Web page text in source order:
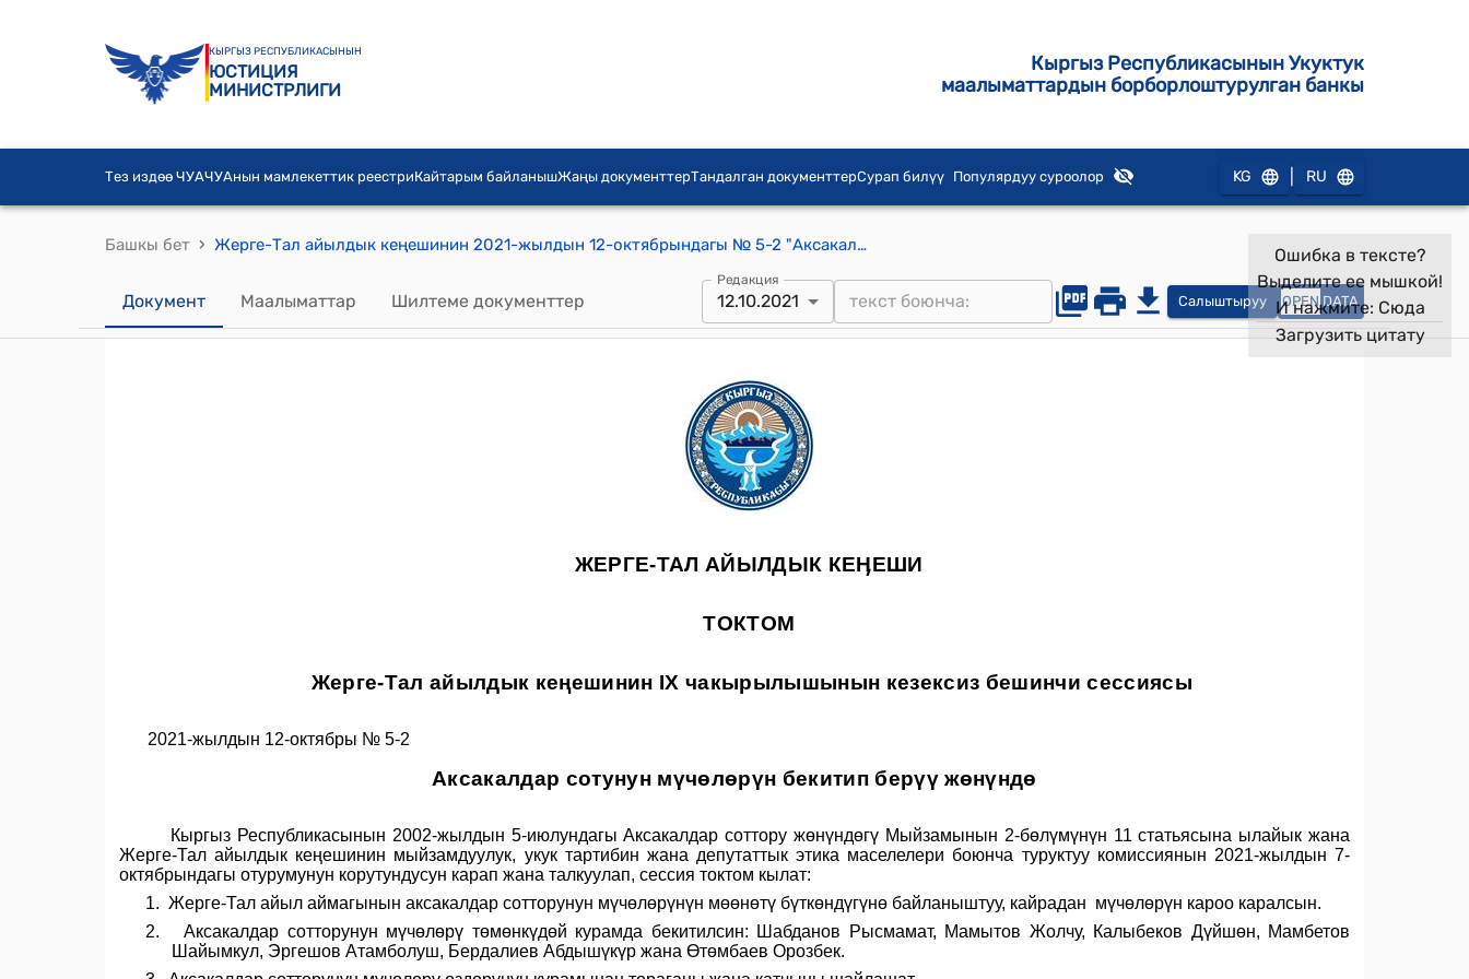
КЫРГЫЗ РЕСПУБЛИКАСЫНЫН
ЮСТИЦИЯ
МИНИСТРЛИГИ
Кыргыз Республикасынын Укуктук
маалыматтардын борборлоштурулган банкы
Тез издөө ЧУАЧУАнын мамлекеттик реестриКайтарым байланышЖаңы документтерТандалган документтерСурап билүү Популярдуу суроолор KG RU
Башкы бет › Жерге-Тал айылдык кеңешинин 2021-жылдын 12-октябрындагы № 5-2 "Аксакалдар сотунун мүчөлөрүн бекитип берүү жөнүндө" токтому
Документ Маалыматтар Шилтеме документтер
Редакция
12.10.2021 Салыштыруу OPEN DATA
Ошибка в тексте?
Выделите ее мышкой!
И нажмите: Сюда
Загрузить цитату